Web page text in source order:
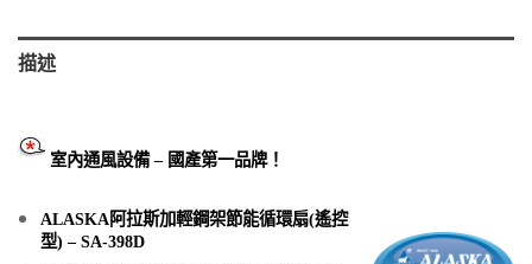
描述
室內通風設備 – 國產第一品牌！
ALASKA阿拉斯加輕鋼架節能循環扇(遙控
型) – SA-398D